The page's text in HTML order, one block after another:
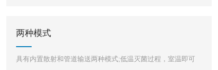
两种模式
具有内置散射和管道输送两种模式;低温灭菌过程，室温即可